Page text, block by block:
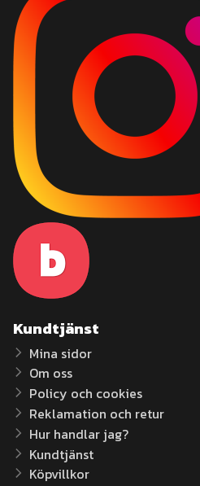
Kundtjänst
Mina sidor
Om oss
Policy och cookies
Reklamation och retur
Hur handlar jag?
Kundtjänst
Köpvillkor